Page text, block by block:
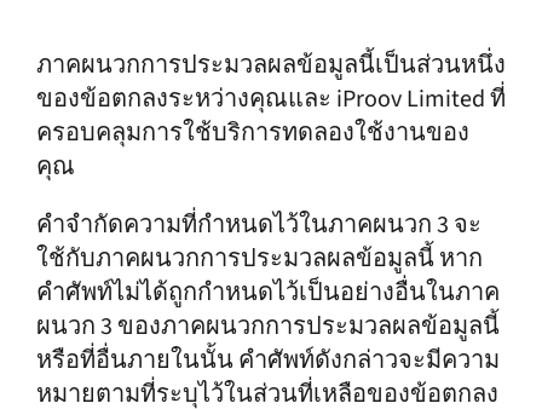
ภาคผนวกการประมวลผลข้อมูลนี้เป็นส่วนหนึ่ง
ของข้อตกลงระหว่างคุณและ iProov Limited ที่
ครอบคลุมการใช้บริการทดลองใช้งานของ
คุณ
คำจำกัดความที่กำหนดไว้ในภาคผนวก 3 จะ
ใช้กับภาคผนวกการประมวลผลข้อมูลนี้ หาก
คำศัพท์ไม่ได้ถูกกำหนดไว้เป็นอย่างอื่นในภาค
ผนวก 3 ของภาคผนวกการประมวลผลข้อมูลนี้
หรือที่อื่นภายในนั้น คำศัพท์ดังกล่าวจะมีความ
หมายตามที่ระบุไว้ในส่วนที่เหลือของข้อตกลง